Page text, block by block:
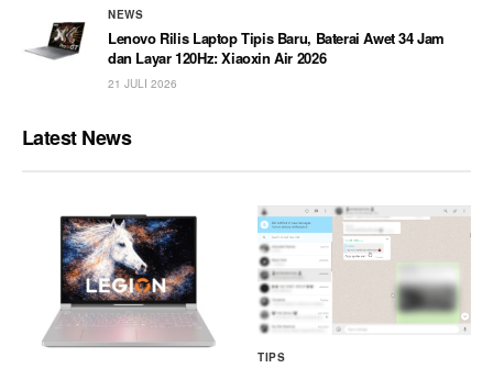
NEWS
Lenovo Rilis Laptop Tipis Baru, Baterai Awet 34 Jam
dan Layar 120Hz: Xiaoxin Air 2026
21 JULI 2026
Latest News
TIPS